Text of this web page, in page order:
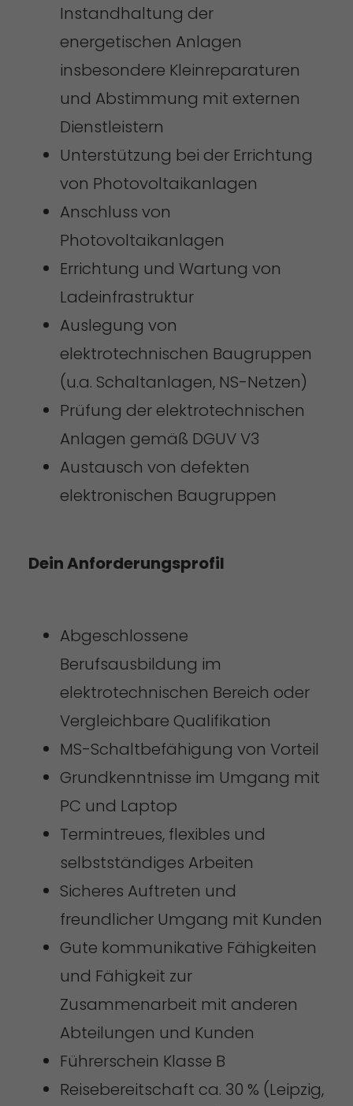
Instandhaltung der
energetischen Anlagen
insbesondere Kleinreparaturen
und Abstimmung mit externen
Dienstleistern
Unterstützung bei der Errichtung
von Photovoltaikanlagen
Anschluss von
Photovoltaikanlagen
Errichtung und Wartung von
Ladeinfrastruktur
Auslegung von
elektrotechnischen Baugruppen
(u.a. Schaltanlagen, NS-Netzen)
Prüfung der elektrotechnischen
Anlagen gemäß DGUV V3
Austausch von defekten
elektronischen Baugruppen
Dein Anforderungsprofil
Abgeschlossene
Berufsausbildung im
elektrotechnischen Bereich oder
Vergleichbare Qualifikation
MS-Schaltbefähigung von Vorteil
Grundkenntnisse im Umgang mit
PC und Laptop
Termintreues, flexibles und
selbstständiges Arbeiten
Sicheres Auftreten und
freundlicher Umgang mit Kunden
Gute kommunikative Fähigkeiten
und Fähigkeit zur
Zusammenarbeit mit anderen
Abteilungen und Kunden
Führerschein Klasse B
Reisebereitschaft ca. 30 % (Leipzig,